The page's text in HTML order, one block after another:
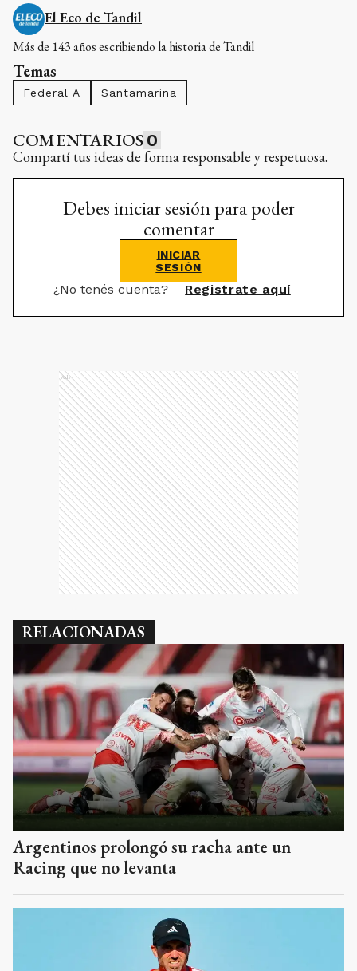
El Eco de Tandil
Más de 143 años escribiendo la historia de Tandil
Temas
Federal A Santamarina
COMENTARIOS 0
Compartí tus ideas de forma responsable y respetuosa.
Debes iniciar sesión para poder
comentar
INICIAR
SESIÓN
¿No tenés cuenta? Registrate aquí
Ads
RELACIONADAS
Argentinos prolongó su racha ante un
Racing que no levanta